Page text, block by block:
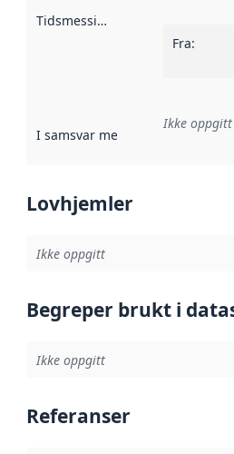
Tidsmessig avgrensning
Fra:
I samsvar med Referanse til
Ikke oppgitt
Lovhjemler
Ikke oppgitt
Begreper brukt i
Ikke oppgitt
Referanser